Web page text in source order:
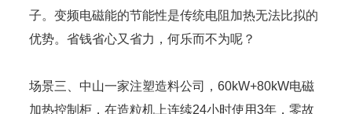
子。变频电磁能的节能性是传统电阻加热无法比拟的
优势。省钱省心又省力，何乐而不为呢？
场景三、中山一家注塑造料公司，60kW+80kW电磁
加热控制柜，在造粒机上连续24小时使用3年，零故